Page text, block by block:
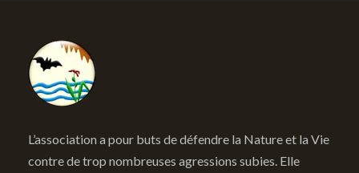
L’association a pour buts de défendre la Nature et la Vie
contre de trop nombreuses agressions subies. Elle